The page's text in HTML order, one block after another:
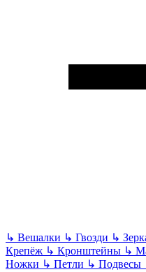
↳ Вешалки ↳ Гвозди ↳
Крепёж ↳ Кронштейны ↳
Ножки ↳ Петли ↳ Подвесы